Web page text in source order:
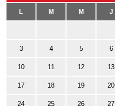
L M M J
3 4 5 6
10 11 12 13
17 18 19 20
24 25 26 27